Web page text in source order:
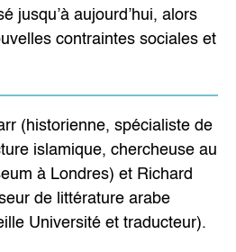
jusqu’à aujourd’hui, alors
contraintes sociales et
(historienne, spécialiste de
islamique, chercheuse au
à Londres) et Richard
de littérature arabe
Université et traducteur).